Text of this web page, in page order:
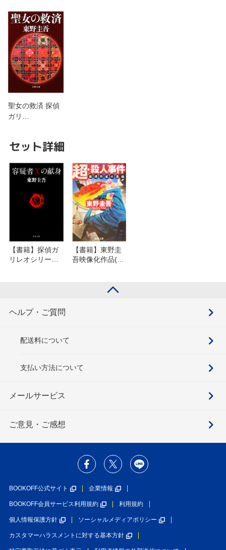
聖女の救済 探偵
ガリ…
セット詳細
【書籍】探偵ガ
リレオシリーズ
【書籍】東野圭
吾映像化作品(文
ヘルプ・ご質問
配送料について
支払い方法について
メールサービス
ご意見・ご感想
BOOKOFF公式サイト 企業情報
BOOKOFF会員サービス利用規約 利用規約
個人情報保護方針 ソーシャルメディアポリシー
カスタマーハラスメントに対する基本方針